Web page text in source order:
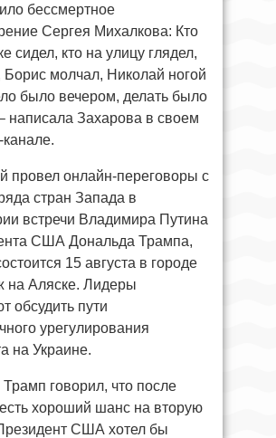
бессмертное
Сергея Михалкова: Кто
сидел, кто на улицу глядел,
Борис молчал, Николай ногой
было вечером, делать было
написала Захарова в своем
канале.
провел онлайн-переговоры с
стран Запада в
встречи Владимира Путина
США Дональда Трампа,
15 августа в городе
на Аляске. Лидеры
обсудить пути
урегулирования
на Украине.
говорил, что после
хороший шанс на вторую
США хотел бы